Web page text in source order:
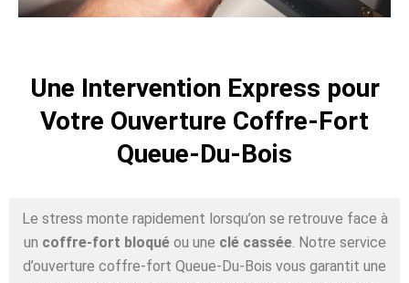
Une Intervention Express pour
Votre Ouverture Coffre-Fort
Queue-Du-Bois
Le stress monte rapidement lorsqu’on se retrouve face à
un coffre-fort bloquéou une clé cassée. Notre service
d’ouverture coffre-fort Queue-Du-Bois vous garantit une